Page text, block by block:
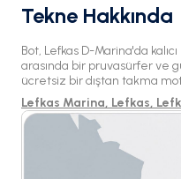
Tekne Hakkında
Bot, Lefkas D-Marina'da
arasında bir pruvasürfer ve
ücretsiz bir dıştan takma
Lefkas Marina, Lefkas,